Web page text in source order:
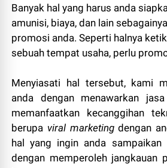
Banyak hal yang harus anda
amunisi, biaya, dan lain
promosi anda. Seperti halnya
sebuah tempat usaha, perlu
Menyiasati hal tersebut, kami
anda dengan menawarkan
memanfaatkan kecanggihan
berupa viral marketingdengan
hal yang ingin anda
dengan memperoleh jangkauan